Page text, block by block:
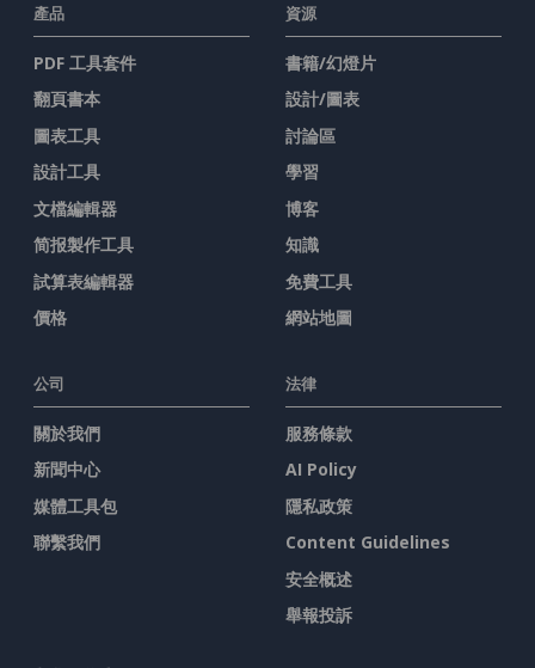
產品
PDF 工具套件
翻頁書本
圖表工具
設計工具
文檔編輯器
简报製作工具
試算表編輯器
價格
資源
書籍/幻燈片
設計/圖表
討論區
學習
博客
知識
免費工具
網站地圖
公司
關於我們
新聞中心
媒體工具包
聯繫我們
法律
服務條款
AI Policy
隱私政策
Content Guidelines
安全概述
舉報投訴